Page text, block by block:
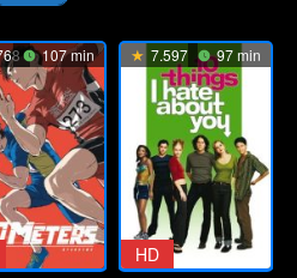
107 min 7.597 97 min
HD